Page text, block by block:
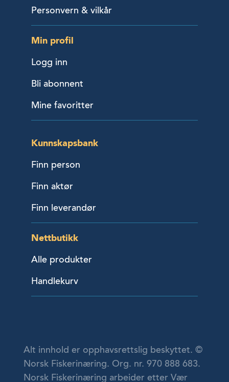
Personvern & vilkår
Min profil
Logg inn
Bli abonnent
Mine favoritter
Kunnskapsbank
Finn person
Finn aktør
Finn leverandør
Nettbutikk
Alle produkter
Handlekurv
Alt innhold er opphavsrettslig beskyttet. ©
Norsk Fiskerinæring. Org. nr. 970 888 683.
Norsk Fiskerinæring arbeider etter Vær